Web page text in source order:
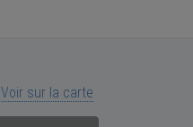
Voir sur la carte